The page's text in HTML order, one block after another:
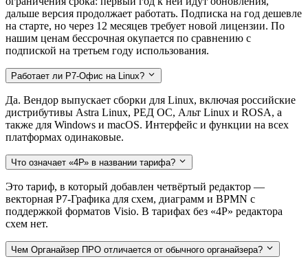
дальше версия продолжает работать. Подписка на год дешевле
на старте, но через 12 месяцев требует новой лицензии. По
нашим ценам бессрочная окупается по сравнению с
подпиской на третьем году использования.
Работает ли Р7-Офис на Linux?
Да. Вендор выпускает сборки для Linux, включая российские
дистрибутивы Astra Linux, РЕД ОС, Альт Linux и ROSA, а
также для Windows и macOS. Интерфейс и функции на всех
платформах одинаковые.
Что означает «4Р» в названии тарифа?
Это тариф, в который добавлен четвёртый редактор —
векторная Р7-Графика для схем, диаграмм и BPMN с
поддержкой форматов Visio. В тарифах без «4Р» редактора
схем нет.
Чем Органайзер ПРО отличается от обычного органайзера?